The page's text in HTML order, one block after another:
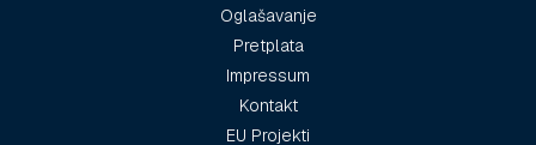
Oglašavanje
Pretplata
Impressum
Kontakt
EU Projekti